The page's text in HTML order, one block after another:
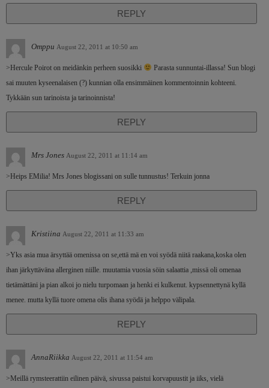
REPLY
Omppu August 22, 2011 at 10:50 am
>Hercule Poirot on meidänkin perheen suosikki
Parasta sunnuntai-illassa! Sun blogi
sai muuten kyseenalaisen (?) kunnian olla ensimmäinen kommentoinnin kohteeni.
Tykkään sun tarinoista ja tarinoinnista!
REPLY
Mrs Jones August 22, 2011 at 11:14 am
>Heips EMilia! Mrs Jones blogissani on sulle tunnustus! Terkuin jonna
REPLY
Kristiina August 22, 2011 at 11:33 am
>Yks asia mua ärsyttää omenissa on se,että mä en voi syödä niitä raakana,koska olen
ihan järkyttäväna allerginen niille. muutamia vuosia söin salaattia ,missä oli omenaa
tietämättäni ja pian alkoi jo nielu turpomaan ja henki ei kulkenut. kypsennettynä kyllä
menee. mutta kyllä tuore omena olis ihana syödä ja helppo välipala.
REPLY
AnnaRiikka August 22, 2011 at 11:54 am
>Meillä rymsteerattiin eilinen päivä, sivussa paistui korvapuustit ja iiks, vielä